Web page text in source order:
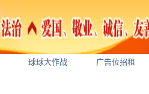
球球大作战 广告位招租